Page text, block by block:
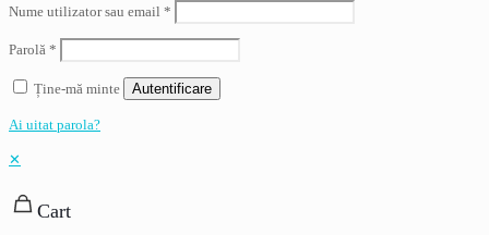
Nume utilizator sau email *
Parolă *
Ține-mă minte Autentificare
Ai uitat parola?
✕
Cart